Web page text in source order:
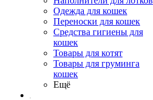
Одежда для кошек
Переноски для кошек
Средства гигиены для
кошек
Товары для котят
Товары для груминга
кошек
Ещё